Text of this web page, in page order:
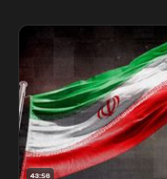
43:56